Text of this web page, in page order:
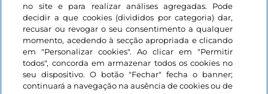
Mantenha-se em contacto
no site e para realizar análises agregadas. Pode
decidir a que cookies (divididos por categoria) dar,
recusar ou revogar o seu consentimento a qualquer
momento, acedendo à secção apropriada e clicando
em "Personalizar cookies". Ao clicar em "Permitir
todos", concorda em armazenar todos os cookies no
seu dispositivo. O botão "Fechar" fecha o banner;
continuará a navegação na ausência de cookies ou de